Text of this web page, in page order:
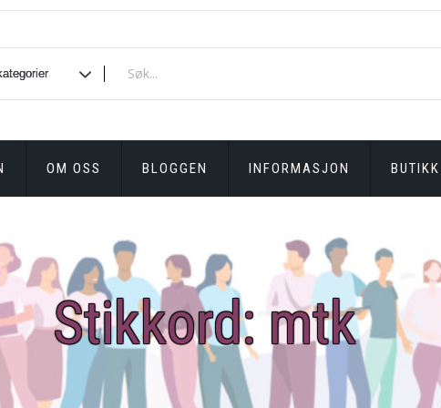
OM OSS BLOGGEN INFORMASJON BUTIKK
Stikkord: mtk